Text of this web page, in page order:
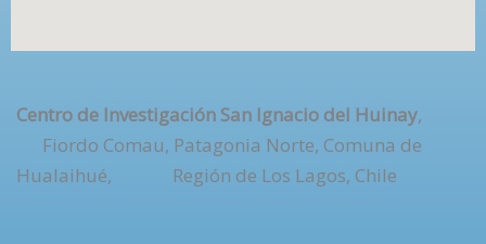
Centro de Investigación San Ignacio del Huinay,
Fiordo Comau, Patagonia Norte, Comuna de
Hualaihué, Región de Los Lagos, Chile